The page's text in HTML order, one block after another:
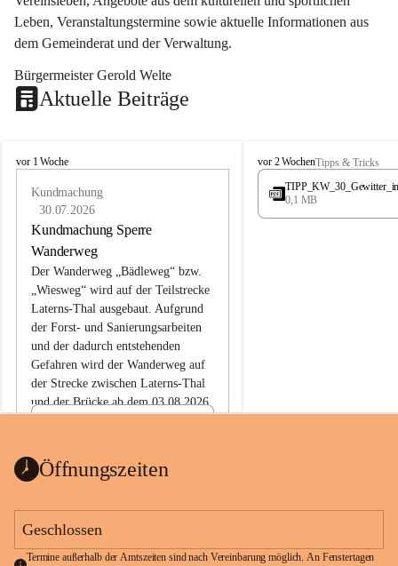
Leben, Veranstaltungstermine sowie aktuelle Informationen aus
dem Gemeinderat und der Verwaltung.
Bürgermeister Gerold Welte
Aktuelle Beiträge
L
vor 1 Woche
Kundmachung
30.07.2026
Kundmachung Sperre
Wanderweg
Der Wanderweg „Bädleweg“ bzw.
„Wiesweg“ wird auf der Teilstrecke
Laterns-Thal ausgebaut. Aufgrund
der Forst- und Sanierungsarbeiten
und der dadurch entstehenden
Gefahren wird der Wanderweg auf
der Strecke zwischen Laterns-Thal
und der Brücke ab dem 03.08.2026
ht
1 Seite•0,1 MB
L
a
e
vor 2 WochenTipps & Tricks
0,1 MB
Öffnungszeiten
Geschlossen
Termine außerhalb der Amtszeiten sind nach Vereinbarung möglich. An Fenstertagen